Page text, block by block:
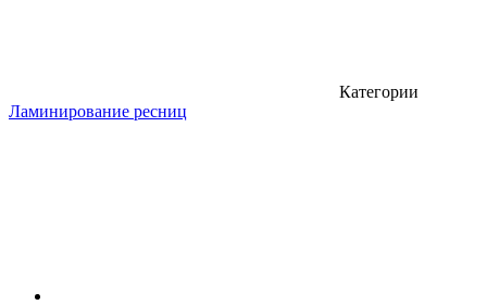
Категории
Ламинирование ресниц